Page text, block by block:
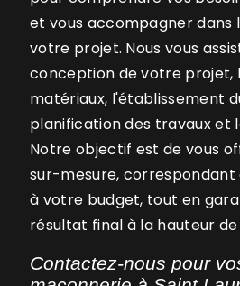
et vous accompagner dans
votre projet. Nous vous
conception de votre projet,
matériaux, l'établissement
planification des travaux et
Notre objectif est de vous
sur-mesure,
à votre budget, tout en
résultat final à la hauteur de
Contactez-nous pour